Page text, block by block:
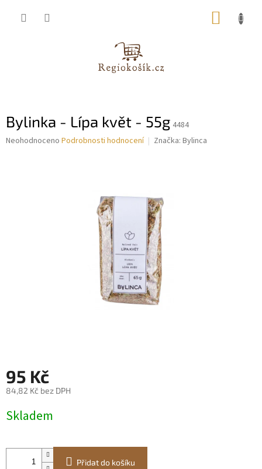
Bylinka - Lípa květ - 55g 4484
Průměrné
Neohodnoceno Podrobnosti hodnocení Značka: Bylinca
95 Kč
84,82 Kč bez DPH
cena:
Skladem
Přidat do košíku